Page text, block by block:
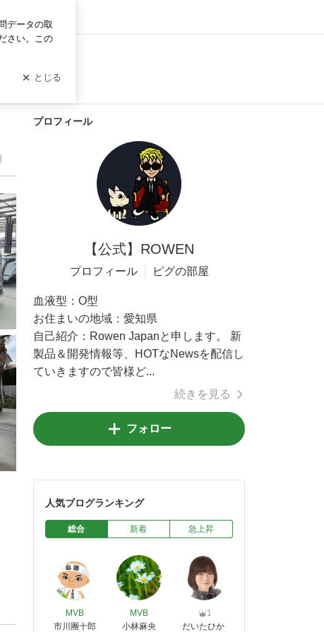
プロフィール
【公式】ROWEN
プロフィール ピグの部屋
血液型： O型
お住まいの地域： 愛知県
自己紹介： Rowen Japanと申します。 新
製品＆開発情報等、HOTなNewsを配信し
ていきますので皆様ど...
続きを見る
フォロー
人気ブログランキング
総合 新着 急上昇
MVB
市川團十郎
MVB
小林麻央
1
だいたひか